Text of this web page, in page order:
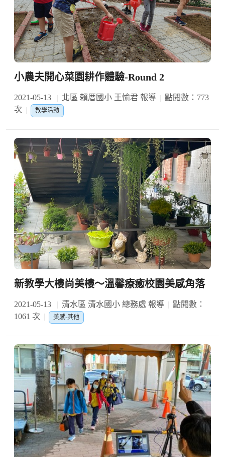
小農夫開心菜園耕作體驗-Round 2
2021-05-13 北區 賴厝國小 王愉君 報導
點閱數：773
次
教學活動
新教學大樓尚美樓～溫馨療癒校園美感角落
2021-05-13 清水區 清水國小 總務處 報導
點閱數：
1061 次
美感-其他